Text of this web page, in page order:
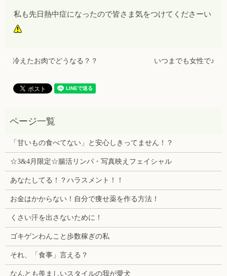
私も先日熱中症になったので皆さま気をつけてくださーい
冷えたお肉でどうなる？？ いつまでも女性で♪
「甘いもの食べてない」と安心しきってません！？
☆3&4月限定☆腸活リンパ・写真映えフェイシャル
あなたしてる！？ハラスメント！！
お金はかからない！自分で痩せ薬を作る方法！
くさい汗を出さないために！
ゴキゲンわんこと歩数稼ぎの私
それ、「食事」言える？
なんとも羨ましいスタイルの我が愛犬